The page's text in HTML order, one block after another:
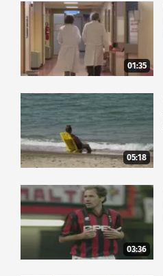
01:35
05:18
03:36